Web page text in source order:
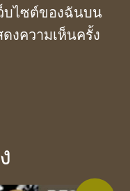
บไซต์ของฉันบน
งความเห็นครั้ง